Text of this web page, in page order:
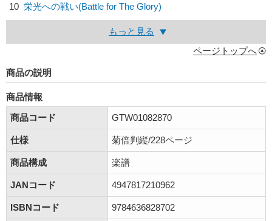
10 栄光への戦い(Battle for The Glory)
もっと見る
ページトップへ
商品の説明
商品情報
商品コード
GTW01082870
仕様 菊倍判縦/228ページ
商品構成 楽譜
JANコード 4947817210962
ISBNコード 9784636828702